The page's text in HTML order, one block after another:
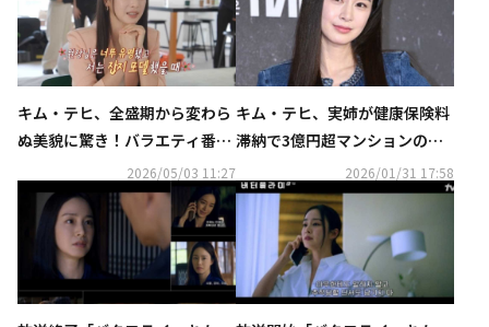
キム・テヒ、全盛期から変わら
ぬ美貌に驚き！バラエティ番組
に登場（動画あり）2026/05/03 11:27
キム・テヒ、実姉が健康保険料
滞納で3億円超マンションの差
し押さえも？報道にコメント
2026/01/31 17:58